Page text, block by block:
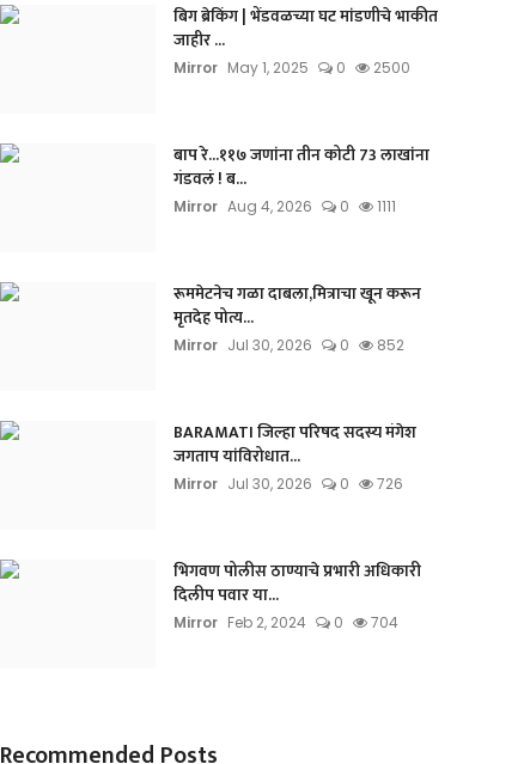
बिग ब्रेकिंग | भेंडवळच्या घट मांडणीचे भाकीत
जाहीर ...
Mirror May 1, 2025 0 2500
बाप रे...११७ जणांना तीन कोटी 73 लाखांना
गंडवलं ! ब...
Mirror Aug 4, 2026 0 1111
रूममेटनेच गळा दाबला,मित्राचा खून करून
मृतदेह पोत्य...
Mirror Jul 30, 2026 0 852
BARAMATI जिल्हा परिषद सदस्य मंगेश
जगताप यांविरोधात...
Mirror Jul 30, 2026 0 726
भिगवण पोलीस ठाण्याचे प्रभारी अधिकारी
दिलीप पवार या...
Mirror Feb 2, 2024 0 704
Recommended Posts